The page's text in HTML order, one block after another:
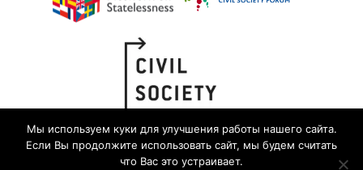
Мы используем куки для улучшения работы нашего сайта.
Если Вы продолжите использовать сайт, мы будем считать
что Вас это устраивает.